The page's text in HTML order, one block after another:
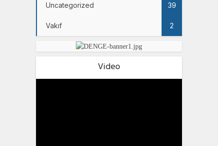
Uncategorized 39
Vakıf 2
Video